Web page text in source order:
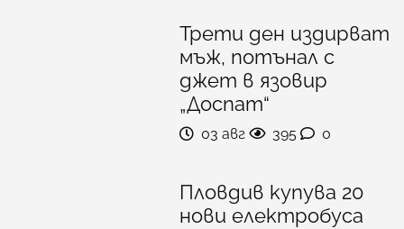
Трети ден издирват
мъж, потънал с
джет в язовир
„Доспат“
03 авг 395 0
Пловдив купува 20
нови електробуса